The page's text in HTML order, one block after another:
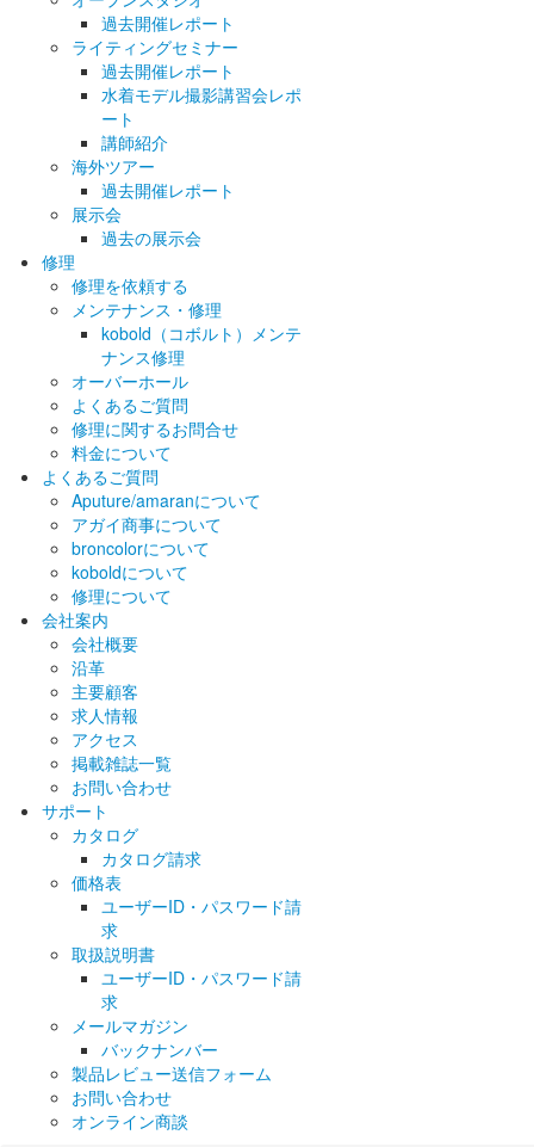
過去開催レポート
ライティングセミナー
過去開催レポート
水着モデル撮影講習会レポ
ート
講師紹介
海外ツアー
過去開催レポート
展示会
過去の展示会
修理
修理を依頼する
メンテナンス・修理
kobold（コボルト）メンテ
ナンス修理
オーバーホール
よくあるご質問
修理に関するお問合せ
料金について
よくあるご質問
Aputure/amaranについて
アガイ商事について
broncolorについて
koboldについて
修理について
会社案内
会社概要
沿革
主要顧客
求人情報
アクセス
掲載雑誌一覧
お問い合わせ
サポート
カタログ
カタログ請求
価格表
ユーザーID・パスワード請
求
取扱説明書
ユーザーID・パスワード請
求
メールマガジン
バックナンバー
製品レビュー送信フォーム
お問い合わせ
オンライン商談